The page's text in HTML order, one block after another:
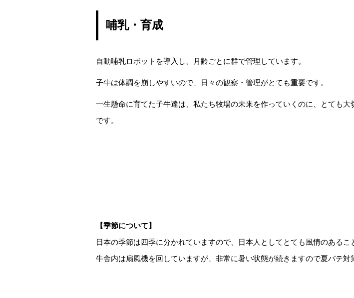
哺乳・育成
自動哺乳ロボットを導入し、月齢ごとに群で管理しています。
子牛は体調を崩しやすいので、日々の観察・管理がとても重要です。
一生懸命に育てた子牛達は、私たち牧場の未来を作っていくのに、とても大
です。
【季節について】
日本の季節は四季に分かれていますので、日本人としてとても風情のある
牛舎内は扇風機を回していますが、非常に暑い状態が続きますので夏バテ対